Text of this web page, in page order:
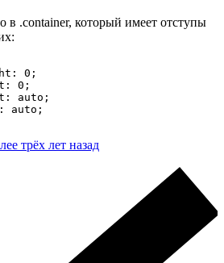
в .container, который имеет отступы
0;
0;
auto;
auto;
трёх лет назад